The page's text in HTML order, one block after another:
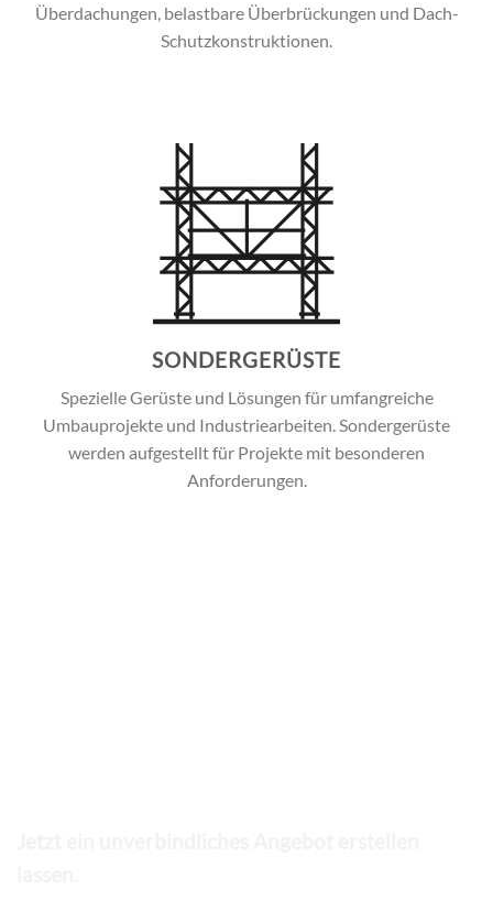
Überdachungen, belastbare Überbrückungen und Dach-
Schutzkonstruktionen.
SONDERGERÜSTE
Spezielle Gerüste und Lösungen für umfangreiche
Umbauprojekte und Industriearbeiten. Sondergerüste
werden aufgestellt für Projekte mit besonderen
Anforderungen.